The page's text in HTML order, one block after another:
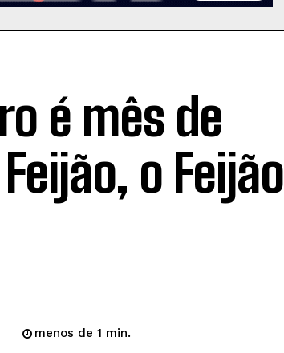
é mês de
o Feijão
menos de 1 min.